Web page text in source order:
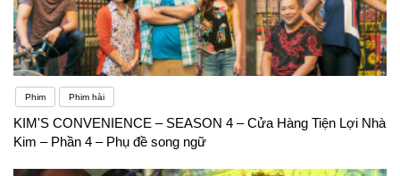
Phim Phim hài
KIM'S CONVENIENCE – SEASON 4 – Cửa Hàng Tiện Lợi Nhà
Kim – Phần 4 – Phụ đề song ngữ